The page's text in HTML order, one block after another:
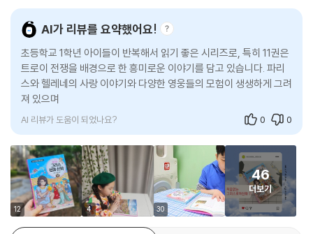
알찬 정보 페이지와 함께 사고력을 넓히는 퀴즈까지!
본문을 다 읽고 나면 수많은 신들의 이름을 한눈에 정리할 수 있도록 ‘신들
의 계보’를 한 페이지로 압축해 실었습니다. 또한 유적과 유물, 미술 작품
등의 풍부한 시각적 자료와 함께 한층 심화된 정보를 다루는 ‘그리스 로마
신화 더 깊이 보기’ 페이지를 수록했습니다. 마지막으로 ‘그리스 로마 신화
완전 정복!’ 페이지를 통해 퀴즈를 풀며 본문에서 다룬 신화 내용을 얼마나
펼쳐 볼 수 있습니다.
AI가 리뷰를 요약했어요!
초등학교 1학년 아이들이 반복해서 읽기 좋은 시리즈로, 특히 11권은
트로이 전쟁을 배경으로 한 흥미로운 이야기를 담고 있습니다. 파리
스와 헬레네의 사랑 이야기와 다양한 영웅들의 모험이 생생하게 그려
져 있으며, 황금 사과와 관련된 에피소드가 특히 흥미롭게 전개됩니
다. 주요
AI 리뷰가 도움이 되었나요? 0 0
46
더보기